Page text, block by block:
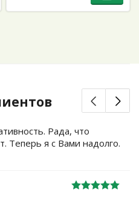
Рада, что
Теперь я с Вами надолго.